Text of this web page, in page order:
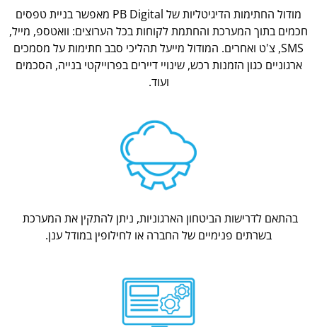
מודול החתימות הדיגיטליות של PB Digital מאפשר בניית טפסים
חכמים בתוך המערכת והחתמת לקוחות בכל הערוצים: וואטספ, מייל,
SMS, צ'ט ואחרים. המודול מייעל תהליכי סבב חתימות על מסמכים
ארגוניים כגון הזמנות רכש, שינויי דיירים בפרוייקטי בנייה, הסכמים
ועוד.
בהתאם לדרישות הביטחון הארגוניות, ניתן להתקין את המערכת
בשרתים פנימיים של החברה או לחילופין במודל ענן.